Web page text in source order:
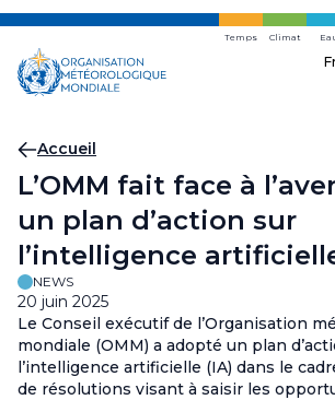
Skip
main
content
Temps Climat
Fil
d'Ariane
Accueil
L’OMM fait face à
un plan d’action sur
l’intelligence
NEWS
20 juin 2025
Le Conseil exécutif de l’Organisation
mondiale (OMM) a adopté un plan
l’intelligence artificielle (IA) dans le
de résolutions visant à saisir les